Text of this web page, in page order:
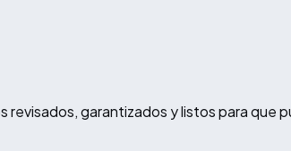
garantizados y listos para que